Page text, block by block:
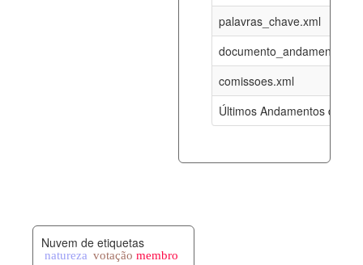
palavras_chave.xml
documento_andamento.xml
comissoes.xml
Últimos Andamentos de
06-08-
documento_andamento.xml 06-08-
palavras_chave.xml 06-08-
legislacao_norma_anotacoes.xml
Nuvem de etiquetas